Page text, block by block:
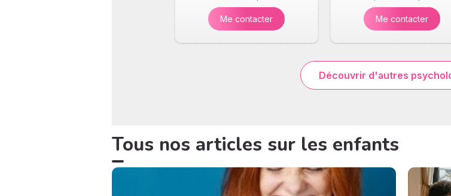
Me contacter Me contacter
Découvrir d'autres
Tous nos articles sur les enfants